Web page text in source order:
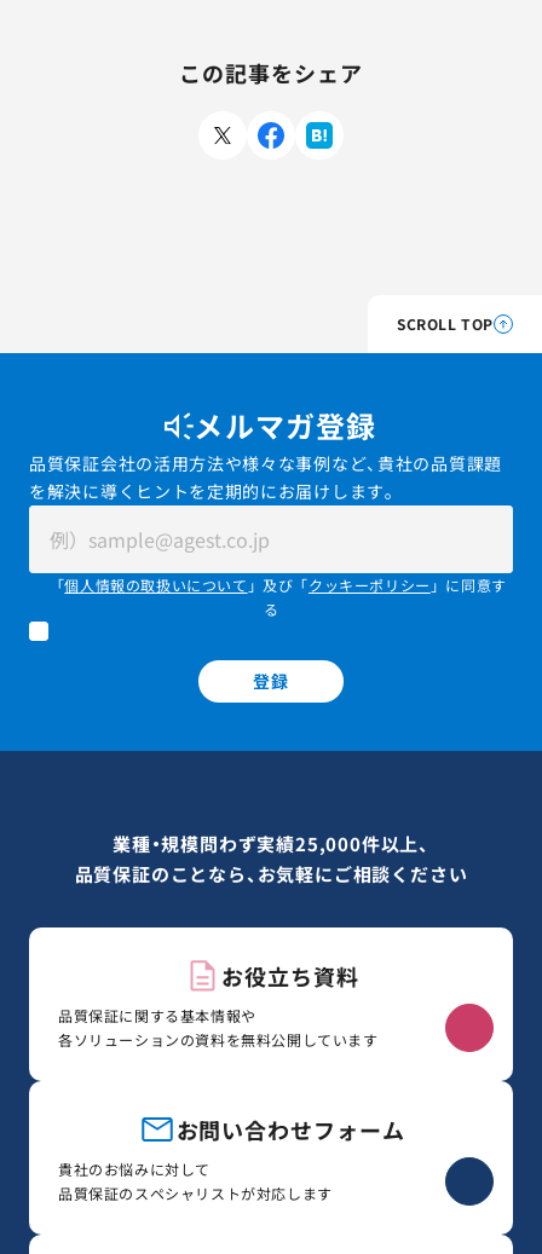
この記事をシェア
SCROLL TOP
メルマガ登録
品質保証会社の活用方法や様々な事例など、貴社の品質課題
を解決に導くヒントを定期的にお届けします。
「個人情報の取扱いについて 」及び「クッキーポリシー 」に同意す
る
登録
業種・規模問わず実績25,000件以上、
品質保証のことなら、お気軽にご相談ください
お役立ち資料
品質保証に関する基本情報や
各ソリューションの資料を無料公開しています
お問い合わせフォーム
貴社のお悩みに対して
品質保証のスペシャリストが対応します